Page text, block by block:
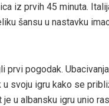
iz prvih 45 minuta.
šansu u nastavku
pogodak.
svoju igru kako se
u albansku igru unio